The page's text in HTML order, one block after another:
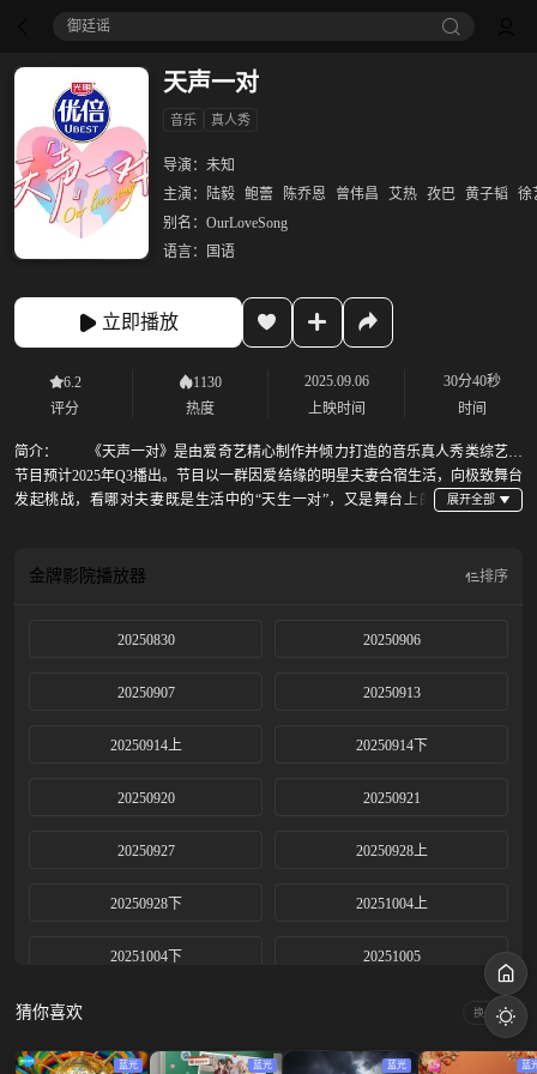
御廷谣‎
天声一对
音乐 真人秀
导演： 未知
主演：
陆毅 鲍蕾 陈乔恩 曾伟昌 艾热 孜巴 黄子韬
徐
别名： OurLoveSong
语言：
国语
立即播放
6.2
评分
1130
热度
2025.09.06
上映时间
30分40秒
时间
简介：
《天声一对》是由爱奇艺精心制作并倾力打造的音乐真人秀类综艺，
节目预计2025年Q3播出。节目以一群因爱结缘的明星夫妻合宿生活，向极致舞台
发起桃战，看哪对夫妻既是生活中的“天生一对”，又是舞台上的
金牌影院播放器 排序
20250830 20250906
20250907 20250913
20250914上 20250914下
20250920 20250921
20250927 20250928上
20250928下 20251004上
20251004下 20251005
20251012下 20251018
猜你喜欢 换一换
蓝光 蓝光 蓝光 蓝